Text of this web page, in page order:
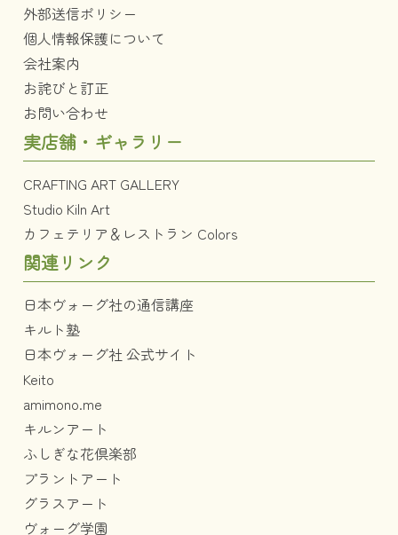
外部送信ポリシー
個人情報保護について
会社案内
お詫びと訂正
お問い合わせ
実店舗・ギャラリー
CRAFTING ART GALLERY
Studio Kiln Art
カフェテリア＆レストラン Colors
関連リンク
日本ヴォーグ社の通信講座
キルト塾
日本ヴォーグ社 公式サイト
Keito
amimono.me
キルンアート
ふしぎな花倶楽部
プラントアート
グラスアート
ヴォーグ学園